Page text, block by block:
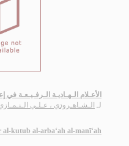
الأعـلام الـهـاديـة الـرفـيـعـة في
لـ الـشـاهـرودي ، عـلـي
kutub al-arba‘ah al-manī‘ah